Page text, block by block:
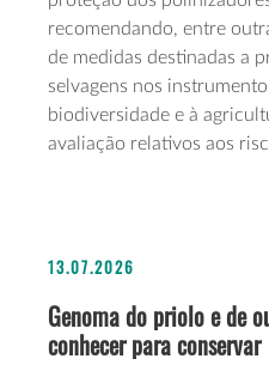
recomendando, entre
de medidas destinadas a
selvagens nos
biodiversidade e à
avaliação relativos aos
13.07.2026
Genoma do priolo e de
conhecer para conservar